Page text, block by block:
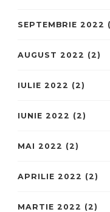
SEPTEMBRIE 2022
AUGUST 2022 (2)
IULIE 2022 (2)
IUNIE 2022 (2)
MAI 2022 (2)
APRILIE 2022 (2)
MARTIE 2022 (2)